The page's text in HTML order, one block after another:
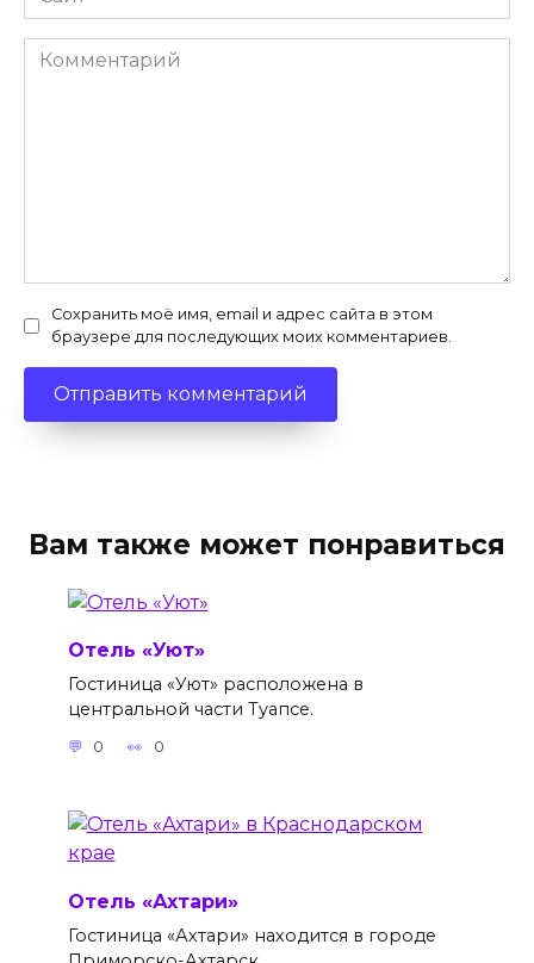
Комментарий
Сохранить моё имя, email и адрес сайта в этом
браузере для последующих моих комментариев.
Вам также может понравиться
Отель «Уют»
Гостиница «Уют» расположена в
центральной части Туапсе.
0 0
Отель «Ахтари»
Гостиница «Ахтари» находится в городе